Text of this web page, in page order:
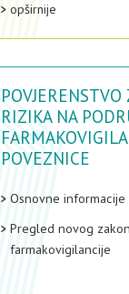
opširnije
POVJERENSTVO
RIZIKA NA
POVEZNICE
Osnovne informacije
Pregled novog
farmakovigilancije